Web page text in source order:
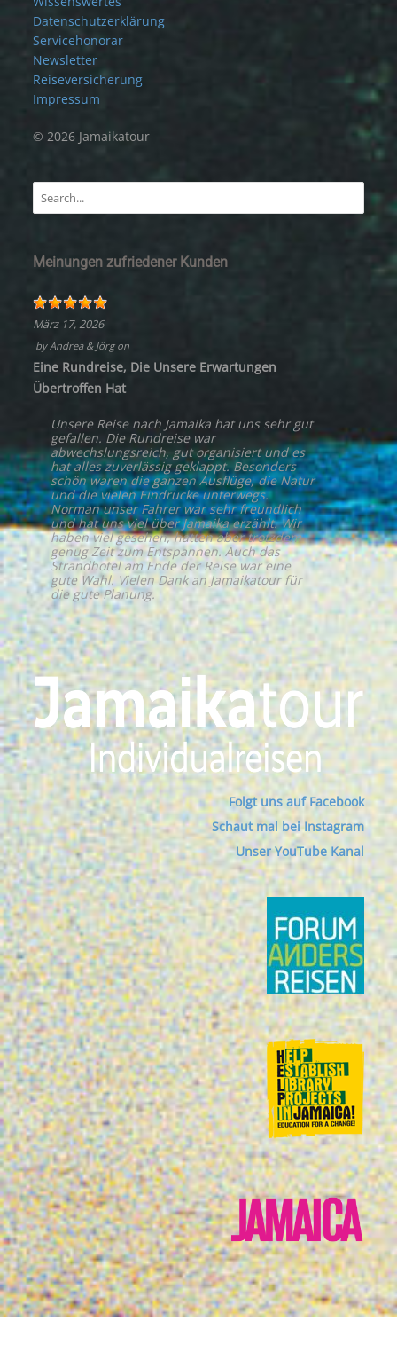
Datenschutzerklärung
Servicehonorar
Newsletter
Reiseversicherung
Impressum
© 2026 Jamaikatour
Meinungen zufriedener Kunden
März 17, 2026
byAndrea & Jörgon
Eine Rundreise, Die Unsere Erwartungen
Übertroffen Hat
Unsere Reise nach Jamaika hat uns sehr gut
gefallen. Die Rundreise war
abwechslungsreich, gut organisiert und es
hat alles zuverlässig geklappt. Besonders
schön waren die ganzen Ausflüge, die Natur
und die vielen Eindrücke unterwegs.
Norman unser Fahrer war sehr freundlich
und hat uns viel über Jamaika erzählt. Wir
haben viel gesehen, hatten aber trotzdem
genug Zeit zum Entspannen. Auch das
Strandhotel am Ende der Reise war eine
gute Wahl. Vielen Dank an Jamaikatour für
die gute Planung.
Folgt uns auf Facebook
Schaut mal bei Instagram
Unser YouTube Kanal